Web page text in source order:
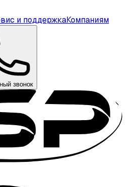
и поддержкаКомпаниям
звонок